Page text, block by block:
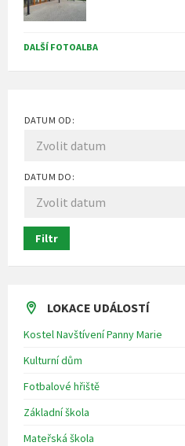
DALŠÍ FOTOALBA
DATUM OD:
DATUM DO:
Filtr
LOKACE UDÁLOSTÍ
Kostel Navštívení Panny Marie
Kulturní dům
Fotbalové hřiště
Základní škola
Mateřská škola